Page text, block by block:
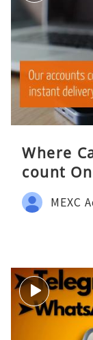
Where
count
MEXC